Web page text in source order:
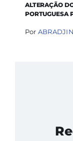
ALTERAÇÃO
PORTUGUESA
Por ABRADJIN